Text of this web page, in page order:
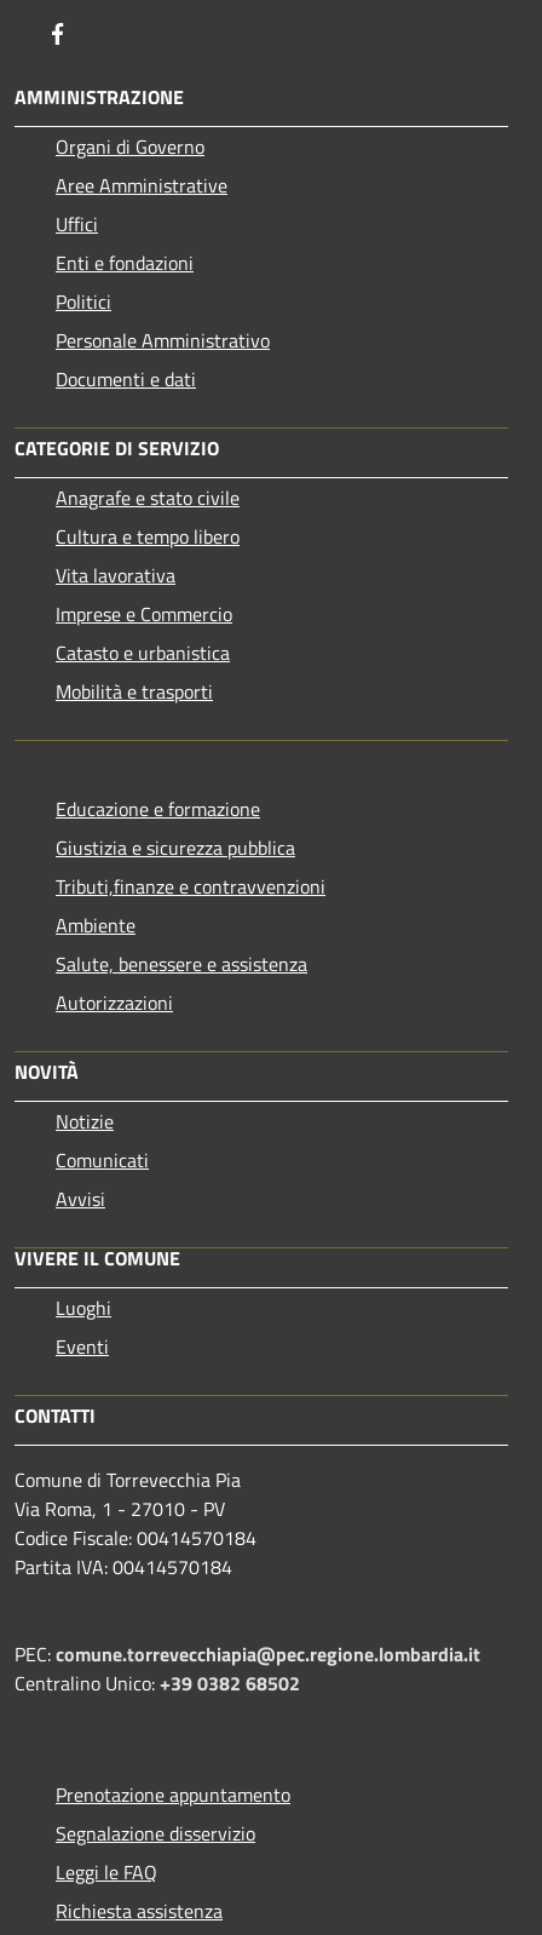
AMMINISTRAZIONE
Organi di Governo
Aree Amministrative
Uffici
Enti e fondazioni
Politici
Personale Amministrativo
Documenti e dati
CATEGORIE DI SERVIZIO
Anagrafe e stato civile
Cultura e tempo libero
Vita lavorativa
Imprese e Commercio
Catasto e urbanistica
Mobilità e trasporti
Educazione e formazione
Giustizia e sicurezza pubblica
Tributi,finanze e contravvenzioni
Ambiente
Salute, benessere e assistenza
Autorizzazioni
NOVITÀ
Notizie
Comunicati
Avvisi
VIVERE IL COMUNE
Luoghi
Eventi
CONTATTI
Comune di Torrevecchia Pia
Via Roma, 1 - 27010 - PV
Codice Fiscale: 00414570184
Partita IVA: 00414570184
PEC:comune.torrevecchiapia@pec.regione.lombardia.it
Centralino Unico:+39 0382 68502
Prenotazione appuntamento
Segnalazione disservizio
Leggi le FAQ
Richiesta assistenza